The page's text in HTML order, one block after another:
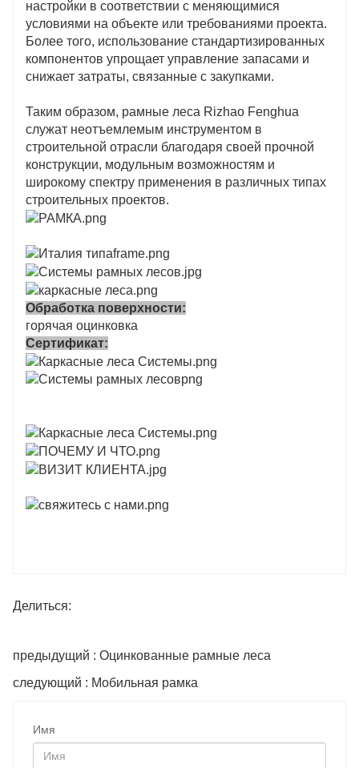
настройки в соответствии с меняющимися
условиями на объекте или требованиями проекта.
Более того, использование стандартизированных
компонентов упрощает управление запасами и
снижает затраты, связанные с закупками.
Таким образом, рамные леса Rizhao Fenghua
служат неотъемлемым инструментом в
строительной отрасли благодаря своей прочной
конструкции, модульным возможностям и
широкому спектру применения в различных типах
строительных проектов.
Обработка поверхности:
горячая оцинковка
Сертификат:
Делиться:
предыдущий : Оцинкованные рамные леса
следующий : Мобильная рамка
Имя